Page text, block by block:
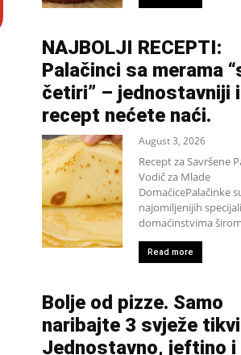
NAJBOLJI RECEPTI:
Palačinci sa merama
četiri” – jednostavniji
recept nećete naći.
August 3, 2026
Recept za Savršene
Vodič za Mlade
DomaćicePalačinke
najomiljenijih
domaćinstvima
Read more
Bolje od pizze. Samo
naribajte 3 svježe
Jednostavno, jeftino i